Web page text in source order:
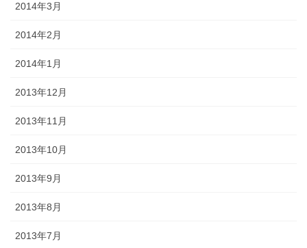
2014年3月
2014年2月
2014年1月
2013年12月
2013年11月
2013年10月
2013年9月
2013年8月
2013年7月